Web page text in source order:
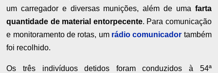
um carregador e diversas munições, além de uma farta
quantidade de material entorpecente. Para comunicação
e monitoramento de rotas, um rádio comunicador também
foi recolhido.
Os três indivíduos detidos foram conduzidos à 54ª